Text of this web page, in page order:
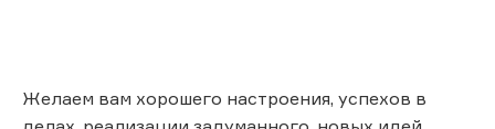
Желаем вам хорошего настроения, успехов в